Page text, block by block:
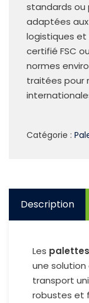
standards ou
adaptées
logistiques et
certifié FSC
normes
traitées pour
Catégorie :
Description
Les
une
transport
robustes et